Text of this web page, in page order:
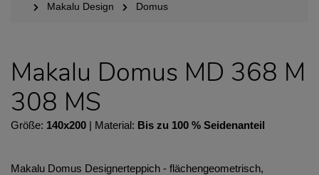
Makalu Design Domus
Makalu Domus MD 368 M
308 MS
Größe: 140x200 | Material: Bis zu 100 % Seidenanteil
Makalu Domus Designerteppich - flächengeometrisch,